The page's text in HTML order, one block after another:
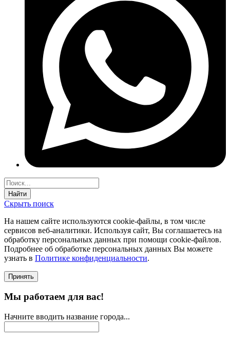
Найти
Скрыть поиск
На нашем сайте используются соokie-файлы, в том числе
сервисов веб-аналитики. Используя сайт, Вы соглашаетесь на
обработку персональных данных при помощи cookie-файлов.
Подробнее об обработке персональных данных Вы можете
узнать в Политике конфиденциальности.
Принять
Мы работаем для вас!
Начните вводить название города...